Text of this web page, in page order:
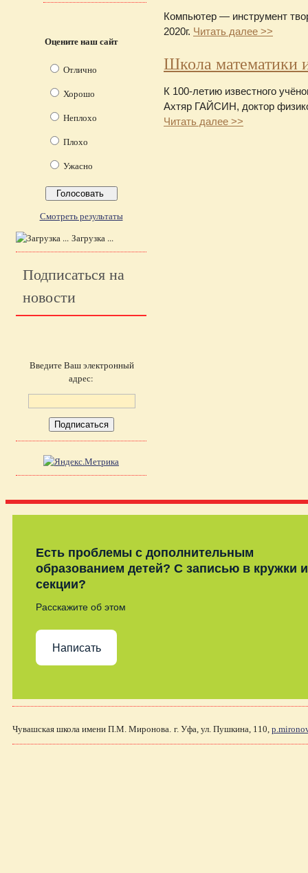
Компьютер — инструмент
2020г. Читать далее >>
Школа математики
К 100-летию известного
Ахтяр ГАЙСИН, доктор
Читать далее >>
Оцените наш сайт
Отлично
Хорошо
Неплохо
Плохо
Ужасно
Смотреть результаты
Загрузка ...
Подписаться на
новости
Введите Ваш электронный
адрес:
Есть проблемы с дополнительным
образованием детей? С записью в кружки и
секции?
Расскажите об этом
Написать
Чувашская школа имени П.М. Миронова. г. Уфа, ул. Пушкина, 110,